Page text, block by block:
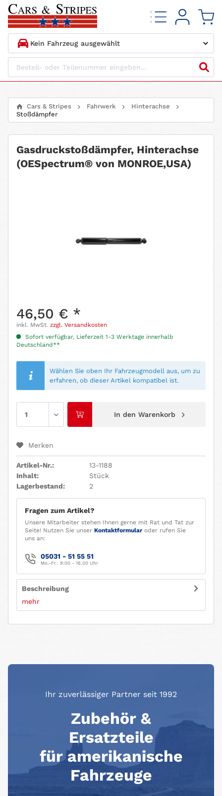
1. HERSTELLER
3. BAUJAHR
4. MOTORTYP
Cars & Stripes Fahrwerk
Hinterachse
Stoßdämpfer
Gasdruckstoßdämpfer, Hinterachse
(OESpectrum® von MONROE,USA)
46,50 € *
inkl. MwSt. zzgl. Versandkosten
Sofort verfügbar, Lieferzeit 1-3 Werktage innerhalb
Deutschland**
Wählen Sie oben Ihr Fahrzeugmodell aus, um zu
erfahren, ob dieser Artikel kompatibel ist.
In den Warenkorb
Merken
Artikel-Nr.:
13-1188
Inhalt:
Stück
Lagerbestand:
2
Fragen zum Artikel?
Unsere Mitarbeiter stehen Ihnen gerne mit Rat und Tat zur
Seite! Nutzen Sie unser Kontaktformular oder rufen Sie
uns an:
05031 - 51 55 51
Mo.-Fr.: 9:00 - 16.00 Uhr
Beschreibung
mehr
Ihr zuverlässiger Partner seit 1992
Zubehör &
Ersatzteile
für amerikanische
Fahrzeuge